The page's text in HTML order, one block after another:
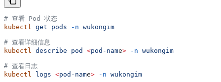
# 查看 Pod 状态
kubectl get pods -n wukongim
# 查看详细信息
kubectl describe pod <pod-name> -n wukongim
# 查看日志
kubectl logs <pod-name> -n wukongim